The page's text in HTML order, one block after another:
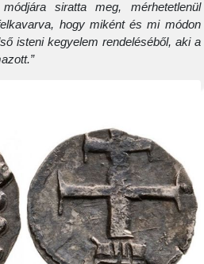
siratta meg, mérhetetlenül
hogy miként és mi módon
isteni kegyelem rendeléséből, aki a